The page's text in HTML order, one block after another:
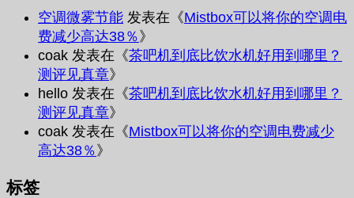
空调微雾节能 发表在《Mistbox可以将你的空调电
费减少高达38％ 》
coak 发表在《茶吧机到底比饮水机好用到哪里？
测评见真章》
hello 发表在《茶吧机到底比饮水机好用到哪里？
测评见真章》
coak 发表在《Mistbox可以将你的空调电费减少
高达38％ 》
标签